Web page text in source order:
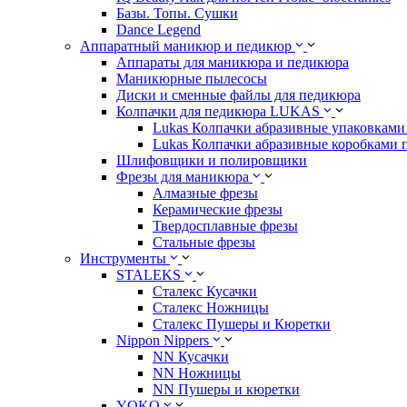
Базы. Топы. Сушки
Dance Legend
Аппаратный маникюр и педикюр
Аппараты для маникюра и педикюра
Маникюрные пылесосы
Диски и сменные файлы для педикюра
Колпачки для педикюра LUKAS
Lukas Колпачки абразивные
Lukas Колпачки абразивные коробками
Шлифовщики и полировщики
Фрезы для маникюра
Алмазные фрезы
Керамические фрезы
Твердосплавные фрезы
Стальные фрезы
Инструменты
STALEKS
Сталекс Кусачки
Сталекс Ножницы
Сталекс Пушеры и Кюретки
Nippon Nippers
NN Кусачки
NN Ножницы
NN Пушеры и кюретки